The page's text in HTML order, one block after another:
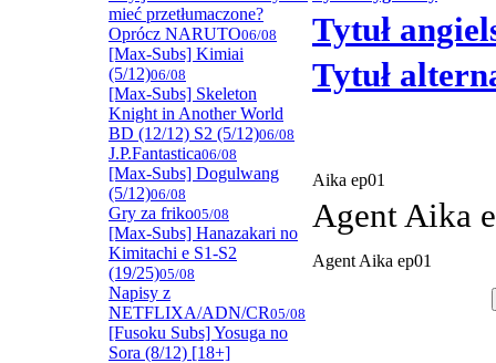
mieć przetłumaczone?
Oprócz NARUTO06/08
[Max-Subs] Kimiai
(5/12)06/08
[Max-Subs] Skeleton
Knight in Another World
BD (12/12) S2 (5/12)06/08
J.P.Fantastica06/08
[Max-Subs] Dogulwang
(5/12)06/08
Gry za friko05/08
[Max-Subs] Hanazakari no
Kimitachi e S1-S2
(19/25)05/08
Napisy z
NETFLIXA/ADN/CR05/08
[Fusoku Subs] Yosuga no
Sora (8/12) [18+]
Tytuł
Tytuł
Aika ep01
Agent Aika
Agent Aika ep01